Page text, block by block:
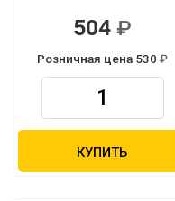
504
Розничная цена 530
КУПИТЬ